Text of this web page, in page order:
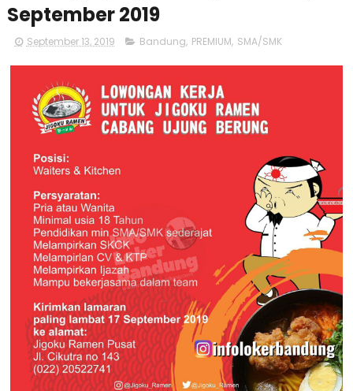
September 2019
September 13, 2019 Bandung, PREMIUM, SMA/SMK